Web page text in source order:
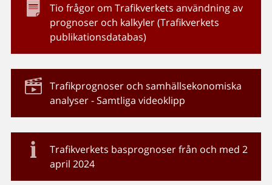
Tio frågor om Trafikverkets användning av
prognoser och kalkyler (Trafikverkets
publikationsdatabas)
Trafikprognoser och samhällsekonomiska
analyser - Samtliga videoklipp
Trafikverkets basprognoser från och med 2
april 2024